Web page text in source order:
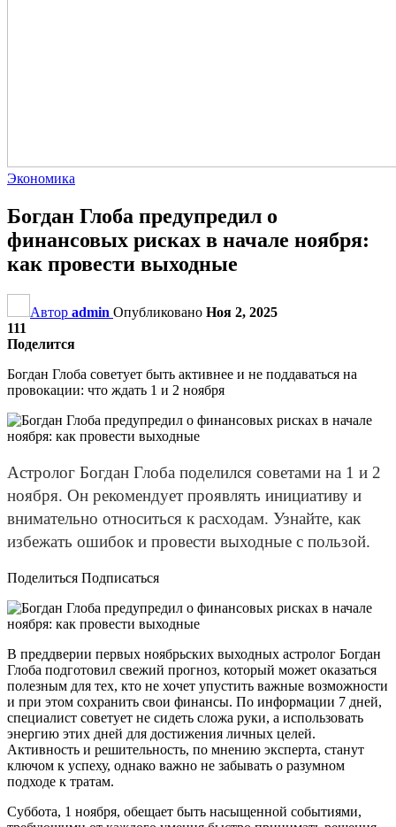
Экономика
Богдан Глоба предупредил о
финансовых рисках в начале ноября:
как провести выходные
Автор admin Опубликовано Ноя 2, 2025
111
Поделится
Богдан Глоба советует быть активнее и не поддаваться на
провокации: что ждать 1 и 2 ноября
Астролог Богдан Глоба поделился советами на 1 и 2
ноября. Он рекомендует проявлять инициативу и
внимательно относиться к расходам. Узнайте, как
избежать ошибок и провести выходные с пользой.
Поделиться Подписаться
В преддверии первых ноябрьских выходных астролог Богдан
Глоба подготовил свежий прогноз, который может оказаться
полезным для тех, кто не хочет упустить важные возможности
и при этом сохранить свои финансы. По информации 7 дней,
специалист советует не сидеть сложа руки, а использовать
энергию этих дней для достижения личных целей.
Активность и решительность, по мнению эксперта, станут
ключом к успеху, однако важно не забывать о разумном
подходе к тратам.
Суббота, 1 ноября, обещает быть насыщенной событиями,